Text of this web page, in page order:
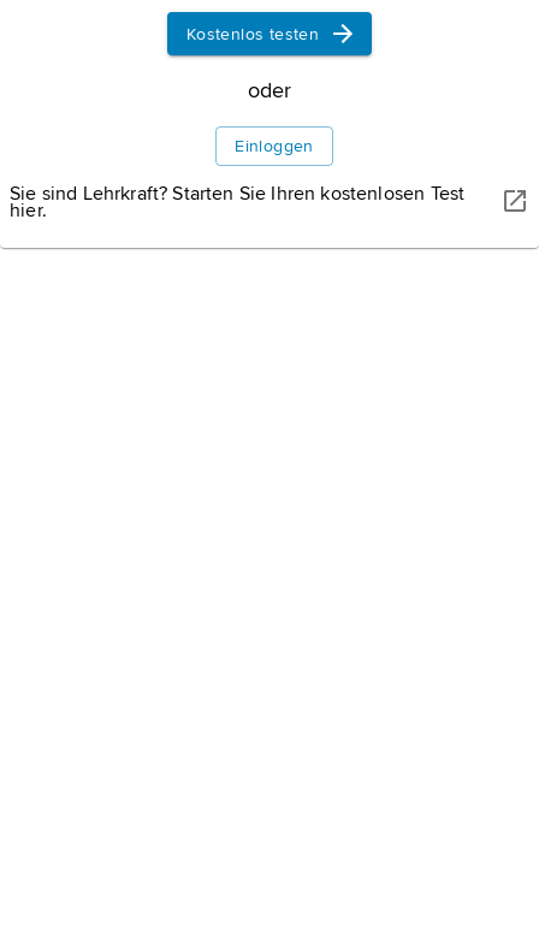
Pflanzen- und Tierwelt
Geschichte
Bevölkerung
Kostenlos testen
oder
Einloggen
Sie sind Lehrkraft? Starten Sie Ihren kostenlosen Test
hier.